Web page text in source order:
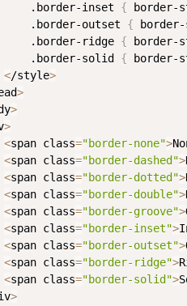
.border-inset
{ border-
.border-outset
{
.border-ridge
{ border-
.border-solid
{ border-
</style>
>
>
>
<span class="border-none">
<span class="border-dashed">
<span class="border-dotted">
<span class="border-double">
<span class="border-groove">
<span class="border-inset">
<span class="border-outset">
<span class="border-ridge">
<span class="border-solid">
>